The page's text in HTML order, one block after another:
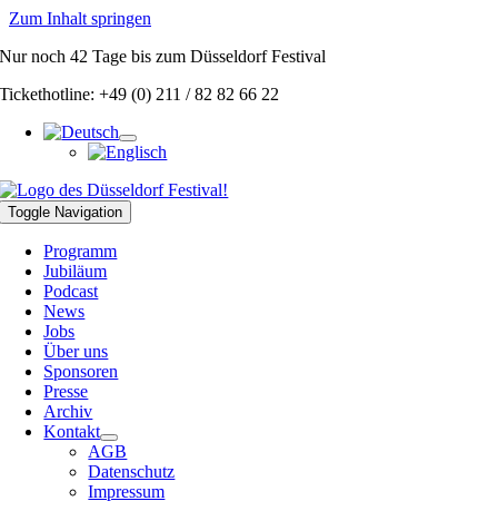
Zum Inhalt springen
Nur noch42 Tagebis zum Düsseldorf Festival
Tickethotline: +49 (0) 211 / 82 82 66 22
Toggle Navigation
Programm
Jubiläum
Podcast
News
Jobs
Über uns
Sponsoren
Presse
Archiv
Kontakt
AGB
Datenschutz
Impressum